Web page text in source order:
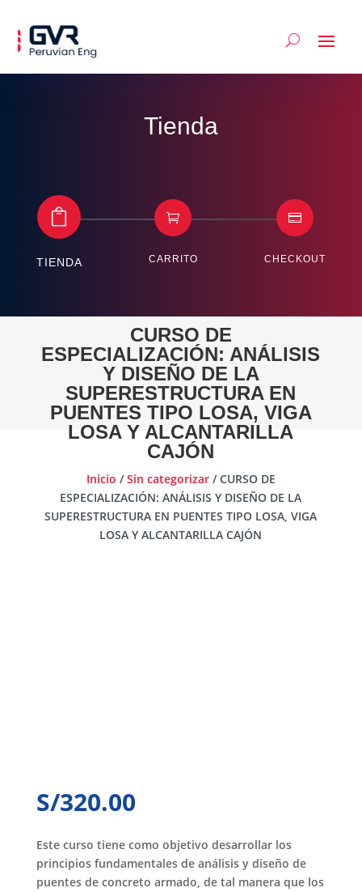
Tienda

TIENDA

CARRITO

CHECKOUT
CURSO DE
ESPECIALIZACIÓN: ANÁLISIS
Y DISEÑO DE LA
SUPERESTRUCTURA EN
PUENTES TIPO LOSA, VIGA
LOSA Y ALCANTARILLA
CAJÓN
Inicio /Sin categorizar/ CURSO DE
ESPECIALIZACIÓN: ANÁLISIS Y DISEÑO DE LA
SUPERESTRUCTURA EN PUENTES TIPO LOSA, VIGA
LOSA Y ALCANTARILLA CAJÓN
S/320.00
Este curso tiene como objetivo desarrollar los
principios fundamentales de análisis y diseño de
puentes de concreto armado, de tal manera que los